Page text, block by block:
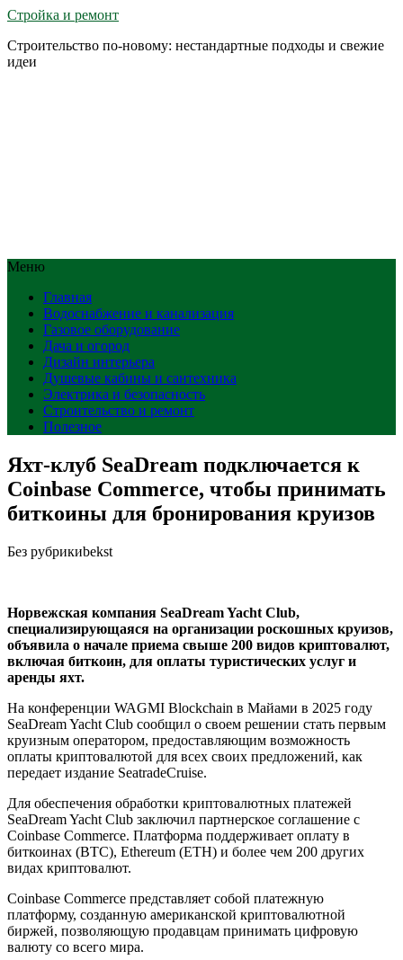
Стройка и ремонт
Строительство по-новому: нестандартные подходы и свежие
идеи
Меню
Главная
Водоснабжение и канализация
Газовое оборудование
Дача и огород
Дизайн интерьера
Душевые кабины и сантехника
Электрика и безопасность
Строительство и ремонт
Полезное
Яхт-клуб SeaDream подключается к
Coinbase Commerce, чтобы принимать
биткоины для бронирования круизов
Без рубрикиbekst
Норвежская компания SeaDream Yacht Club,
специализирующаяся на организации роскошных круизов,
объявила о начале приема свыше 200 видов криптовалют,
включая биткоин, для оплаты туристических услуг и
аренды яхт.
На конференции WAGMI Blockchain в Майами в 2025 году
SeaDream Yacht Club сообщил о своем решении стать первым
круизным оператором, предоставляющим возможность
оплаты криптовалютой для всех своих предложений, как
передает издание SeatradeCruise.
Для обеспечения обработки криптовалютных платежей
SeaDream Yacht Club заключил партнерское соглашение с
Coinbase Commerce. Платформа поддерживает оплату в
биткоинах (BTC), Ethereum (ETH) и более чем 200 других
видах криптовалют.
Coinbase Commerce представляет собой платежную
платформу, созданную американской криптовалютной
биржей, позволяющую продавцам принимать цифровую
валюту со всего мира.